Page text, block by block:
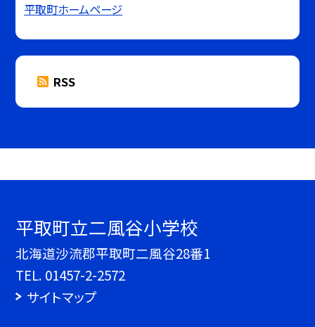
平取町ホームページ
RSS
平取町立二風谷小学校
北海道沙流郡平取町二風谷28番1
TEL. 01457-2-2572
サイトマップ